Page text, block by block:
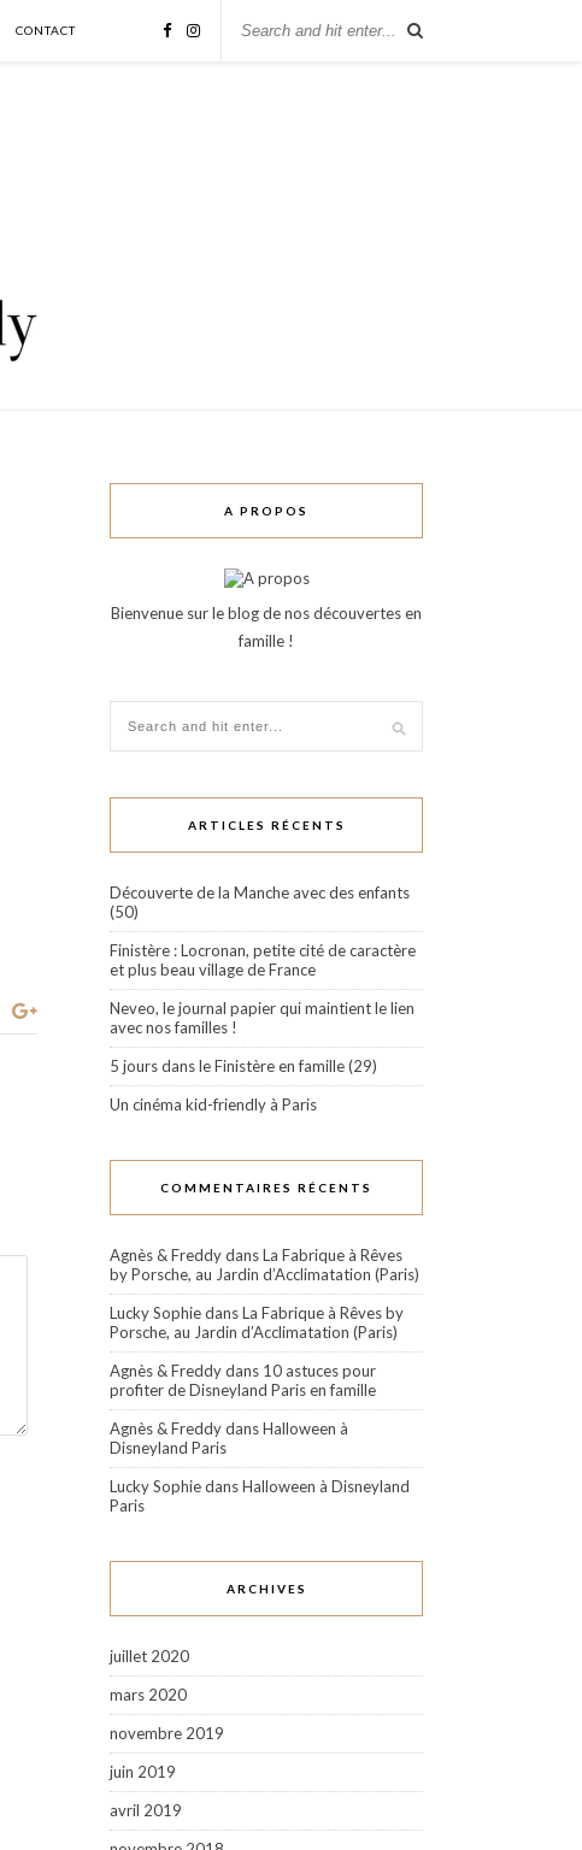
CONTACT
A PROPOS
Bienvenue sur le blog de nos découvertes en
famille !
ARTICLES RÉCENTS
Découverte de la Manche avec des enfants
(50)
Finistère : Locronan, petite cité de caractère
et plus beau village de France
Neveo, le journal papier qui maintient le lien
avec nos familles !
5 jours dans le Finistère en famille (29)
Un cinéma kid-friendly à Paris
COMMENTAIRES RÉCENTS
Agnès & FreddydansLa Fabrique à Rêves
by Porsche, au Jardin d’Acclimatation (Paris)
Lucky SophiedansLa Fabrique à Rêves by
Porsche, au Jardin d’Acclimatation (Paris)
Agnès & Freddydans 10 astuces pour
profiter de Disneyland Paris en famille
Agnès & FreddydansHalloween à
Disneyland Paris
Lucky SophiedansHalloween à Disneyland
Paris
ARCHIVES
juillet 2020
mars 2020
novembre 2019
juin 2019
avril 2019